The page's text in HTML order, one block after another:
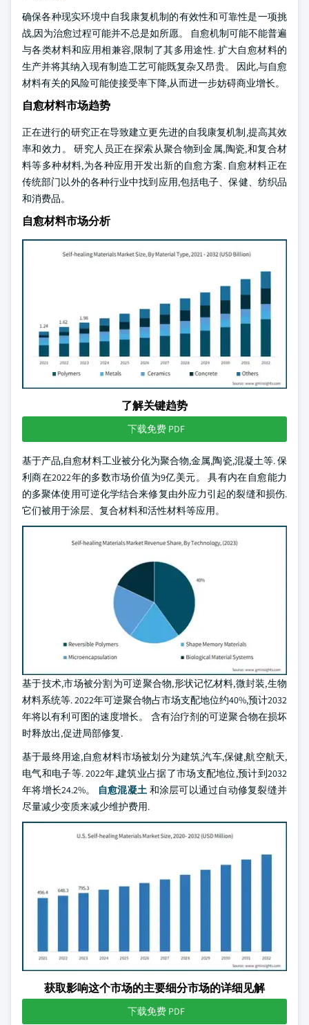
确保各种现实环境中自我康复机制的有效性和可靠性是一项挑
战,因为治愈过程可能并不总是如所愿。 自愈机制可能不能普遍
与各类材料和应用相兼容,限制了其多用途性. 扩大自愈材料的
生产并将其纳入现有制造工艺可能既复杂又昂贵。 因此,与自愈
材料有关的风险可能使接受率下降,从而进一步妨碍商业增长。
自愈材料市场趋势
正在进行的研究正在导致建立更先进的自我康复机制,提高其效
率和效力。 研究人员正在探索从聚合物到金属,陶瓷,和复合材
料等多种材料,为各种应用开发出新的自愈方案. 自愈材料正在
传统部门以外的各种行业中找到应用,包括电子、保健、纺织品
和消费品。
自愈材料市场分析
了解关键趋势
下载免费 PDF
基于产品,自愈材料工业被分化为聚合物,金属,陶瓷,混凝土等. 保
利商在2022年的多数市场价值为9亿美元。 具有内在自愈能力
的多聚体使用可逆化学结合来修复由外应力引起的裂缝和损伤.
它们被用于涂层、复合材料和活性材料等应用。
基于技术,市场被分割为可逆聚合物,形状记忆材料,微封装,生物
材料系统等. 2022年可逆聚合物占市场支配地位约40%,预计2032
年将以有利可图的速度增长。 含有治疗剂的可逆聚合物在损坏
时释放出,促进局部修复.
基于最终用途,自愈材料市场被划分为建筑,汽车,保健,航空航天,
电气和电子等. 2022年,建筑业占据了市场支配地位,预计到2032
年将增长24.2%。
自愈混凝土 和涂层可以通过自动修复裂缝并
尽量减少变质来减少维护费用.
获取影响这个市场的主要细分市场的详细见解
下载免费 PDF